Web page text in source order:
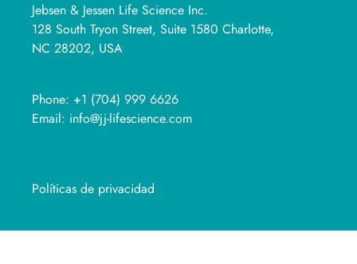
Jebsen & Jessen Life Science Inc.
128 South Tryon Street, Suite 1580 Charlotte,
NC 28202, USA
Phone: +1 (704) 999 6626
Email: info@jj-lifescience.com
Políticas de privacidad